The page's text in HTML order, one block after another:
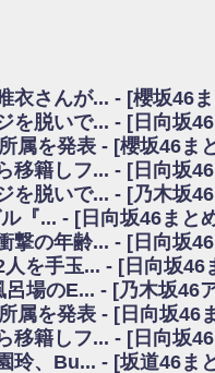
月、何かあるのか！？『お願い
ーグリで喧嘩！？山下瞳月、これ
ゆーづのせいです」【ラヴィッ
46のニュース・情報・話題をピ
、何かあるのか！？『お願いバ
の卒業生、めちゃくちゃテレビで
ルミーグリであの販売も！『
！？山下瞳月、これはマジギレ
46のニュース・情報・話題をピ
花、次の事務所が決まってそう
花、次の事務所が決まってそう
あるのか！？『お願いバッハ！
46のニュース・情報・話題をピ
衣さんが... - [櫻坂46
を脱いで... - [日向坂
属を発表 - [櫻坂46ま
移籍しフ... - [日向坂
を脱いで... - [乃木坂
『... - [日向坂46まと
撃の年齢... - [日向坂
人を手玉... - [日向坂46
場のE... - [乃木坂46
属を発表 - [日向坂46
移籍しフ... - [日向坂
玲、Bu... - [坂道46ま